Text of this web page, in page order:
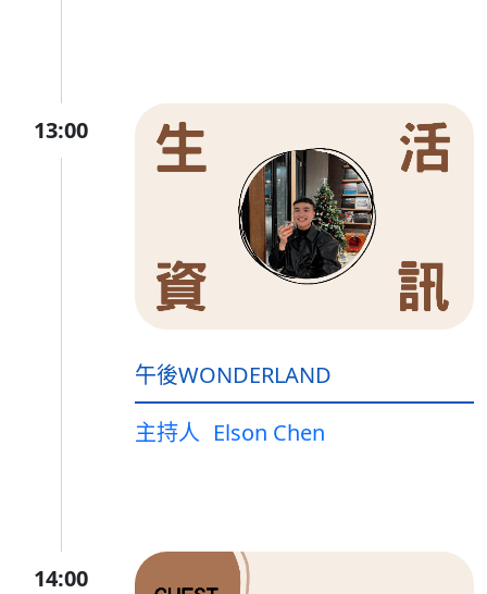
13:00
午後WONDERLAND
主持人 Elson Chen
14:00